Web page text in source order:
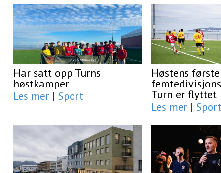
Har satt opp Turns
høstkamper
Les mer | Sport
Høstens første
Turn er flyttet
Les mer | Sport